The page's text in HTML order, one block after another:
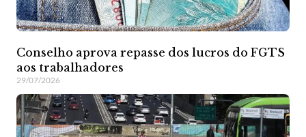
Conselho aprova repasse dos lucros do FGTS
aos trabalhadores
29/07/2026